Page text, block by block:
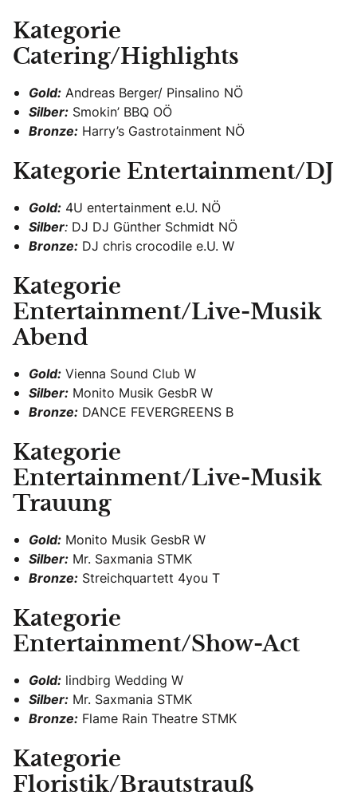
Kategorie
Catering/Highlights
Gold: Andreas Berger/ Pinsalino NÖ
Silber: Smokin’ BBQ OÖ
Bronze: Harry’s Gastrotainment NÖ
Kategorie Entertainment/DJ
Gold: 4U entertainment e.U. NÖ
Silber: DJ DJ Günther Schmidt NÖ
Bronze: DJ chris crocodile e.U. W
Kategorie
Entertainment/Live-Musik
Abend
Gold: Vienna Sound Club W
Silber: Monito Musik GesbR W
Bronze: DANCE FEVERGREENS B
Kategorie
Entertainment/Live-Musik
Trauung
Gold: Monito Musik GesbR W
Silber: Mr. Saxmania STMK
Bronze: Streichquartett 4you T
Kategorie
Entertainment/Show-Act
Gold: lindbirg Wedding W
Silber: Mr. Saxmania STMK
Bronze: Flame Rain Theatre STMK
Kategorie
Floristik/Brautstrauß